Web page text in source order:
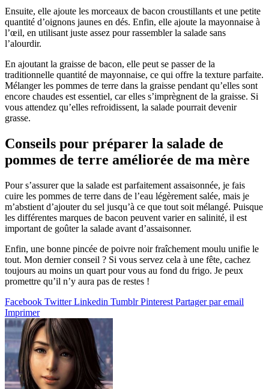
Ensuite, elle ajoute les morceaux de bacon croustillants et une petite
quantité d’oignons jaunes en dés. Enfin, elle ajoute la mayonnaise à
l’œil, en utilisant juste assez pour rassembler la salade sans
l’alourdir.
En ajoutant la graisse de bacon, elle peut se passer de la
traditionnelle quantité de mayonnaise, ce qui offre la texture parfaite.
Mélanger les pommes de terre dans la graisse pendant qu’elles sont
encore chaudes est essentiel, car elles s’imprègnent de la graisse. Si
vous attendez qu’elles refroidissent, la salade pourrait devenir
grasse.
Conseils pour préparer la salade de
pommes de terre améliorée de ma mère
Pour s’assurer que la salade est parfaitement assaisonnée, je fais
cuire les pommes de terre dans de l’eau légèrement salée, mais je
m’abstient d’ajouter du sel jusqu’à ce que tout soit mélangé. Puisque
les différentes marques de bacon peuvent varier en salinité, il est
important de goûter la salade avant d’assaisonner.
Enfin, une bonne pincée de poivre noir fraîchement moulu unifie le
tout. Mon dernier conseil ? Si vous servez cela à une fête, cachez
toujours au moins un quart pour vous au fond du frigo. Je peux
promettre qu’il n’y aura pas de restes !
Facebook Twitter Linkedin Tumblr Pinterest Partager par email
Imprimer